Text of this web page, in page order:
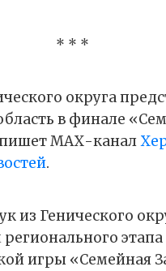
* * *
округа
в финале
МАХ-канал
.
из Генического
этапа
игры «Семейная